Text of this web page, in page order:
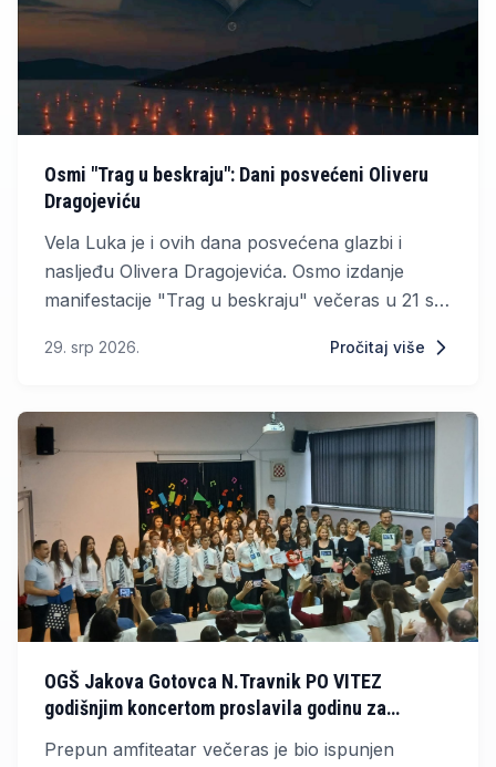
Osmi "Trag u beskraju": Dani posvećeni Oliveru
Dragojeviću
Vela Luka je i ovih dana posvećena glazbi i
nasljeđu Olivera Dragojevića. Osmo izdanje
manifestacije "Trag u beskraju" večeras u 21 sat
plutajućoj pozornici ispred rive. U čast Oliveru
Badrić, Matija Cvek, Ivica Sikirić Ićo, Jakov
Jozinović, Marko Tolja, Iva Ajduković, Ines
Tričković i Klapa Ošjak. U Veloj Luci očekuje se
oko 30.000 posjetitelja, a koncert će izravno
prenositi HRT. Nakon televizijskog prijenosa
program se nastavlja nastupom Ante Gelo
Banda.
29. srp 2026. Pročitaj više
OGŠ Jakova Gotovca N.Travnik PO VITEZ
godišnjim koncertom proslavila godinu za
Prepun amfiteatar večeras je bio ispunjen